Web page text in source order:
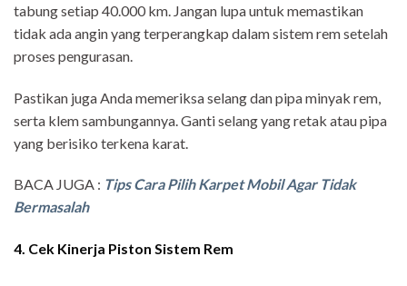
tabung setiap 40.000 km. Jangan lupa untuk memastikan
tidak ada angin yang terperangkap dalam sistem rem setelah
proses pengurasan.
Pastikan juga Anda memeriksa selang dan pipa minyak rem,
serta klem sambungannya. Ganti selang yang retak atau pipa
yang berisiko terkena karat.
BACA JUGA : Tips Cara Pilih Karpet Mobil Agar Tidak
Bermasalah
4. Cek Kinerja Piston Sistem Rem